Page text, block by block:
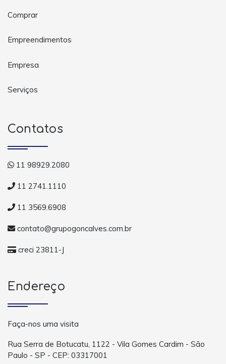
Comprar
Empreendimentos
Empresa
Serviços
Contatos
11 98929.2080
11 2741.1110
11 3569.6908
contato@grupogoncalves.com.br
creci 23811-J
Endereço
Faça-nos uma visita
Rua Serra de Botucatu, 1122 - Vila Gomes Cardim - São
Paulo - SP - CEP: 03317001